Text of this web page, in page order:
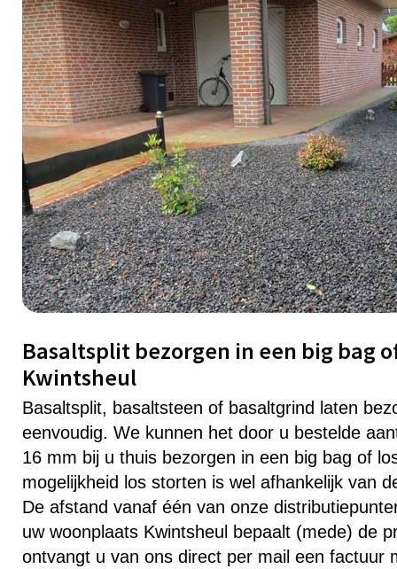
Basaltsplit bezorgen in een big bag
Kwintsheul
Basaltsplit, basaltsteen of basaltgrind laten
eenvoudig. We kunnen het door u bestelde
16 mm bij u thuis bezorgen in een big bag of
mogelijkheid los storten is wel afhankelijk van
De afstand vanaf één van onze
uw woonplaats Kwintsheul bepaalt (mede) de
ontvangt u van ons direct per mail een factuur